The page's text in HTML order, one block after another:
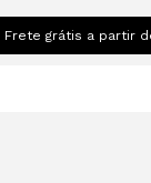
Frete grátis a partir